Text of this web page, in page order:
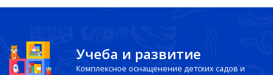
Учеба и развитие
Комплексное оснащенение детских садов и